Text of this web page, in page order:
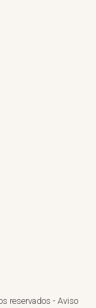
reservados - Aviso